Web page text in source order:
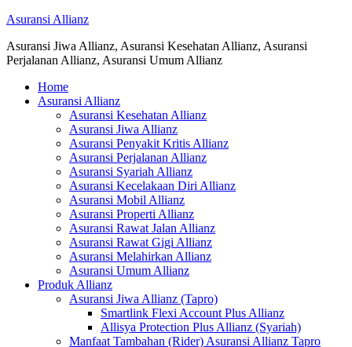
Asuransi Allianz
Asuransi Jiwa Allianz, Asuransi Kesehatan Allianz, Asuransi
Perjalanan Allianz, Asuransi Umum Allianz
Home
Asuransi Allianz
Asuransi Kesehatan Allianz
Asuransi Jiwa Allianz
Asuransi Penyakit Kritis Allianz
Asuransi Perjalanan Allianz
Asuransi Syariah Allianz
Asuransi Kecelakaan Diri Allianz
Asuransi Mobil Allianz
Asuransi Properti Allianz
Asuransi Rawat Jalan Allianz
Asuransi Rawat Gigi Allianz
Asuransi Melahirkan Allianz
Asuransi Umum Allianz
Produk Allianz
Asuransi Jiwa Allianz (Tapro)
Smartlink Flexi Account Plus Allianz
Allisya Protection Plus Allianz (Syariah)
Manfaat Tambahan (Rider) Asuransi Allianz Tapro